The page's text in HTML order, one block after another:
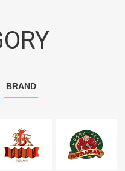
BRAND